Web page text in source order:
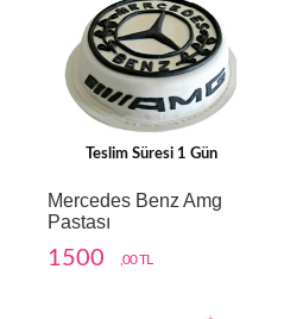
Teslim Süresi 1 Gün
Mercedes Benz Amg
Pastası
1500 ,00 TL